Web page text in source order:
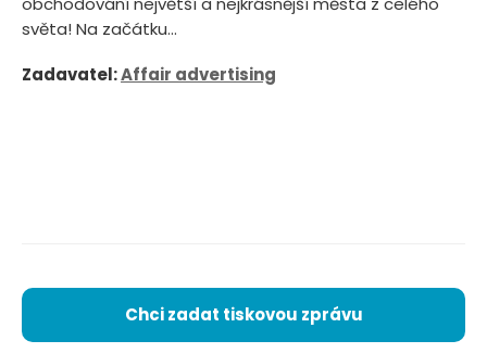
světa! Na začátku...
Zadavatel:Affair advertising
Chci zadat tiskovou zprávu